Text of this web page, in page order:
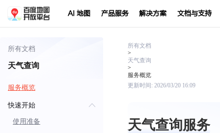
AI 地图 产品服务 解决方案 文档与支持
所有文档
天气查询
服务概览
快速开始
使用准备
所有文档
>
天气查询
>
服务概览
更新时间: 2026/03/20 16:09
天气查询服务